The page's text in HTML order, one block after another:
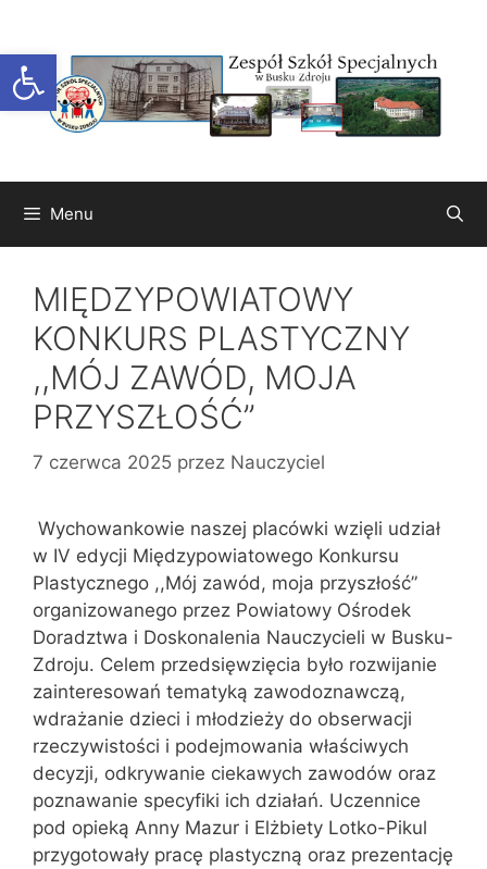
Otwórz pasek narzędzi
treści
Menu
MIĘDZYPOWIATOWY
KONKURS PLASTYCZNY
,,MÓJ ZAWÓD, MOJA
PRZYSZŁOŚĆ”
7 czerwca 2025 przez Nauczyciel
Wychowankowie naszej placówki wzięli udział
w IV edycji Międzypowiatowego Konkursu
Plastycznego ,,Mój zawód, moja przyszłość”
organizowanego przez Powiatowy Ośrodek
Doradztwa i Doskonalenia Nauczycieli w Busku-
Zdroju. Celem przedsięwzięcia było rozwijanie
zainteresowań tematyką zawodoznawczą,
wdrażanie dzieci i młodzieży do obserwacji
rzeczywistości i podejmowania właściwych
decyzji, odkrywanie ciekawych zawodów oraz
poznawanie specyfiki ich działań. Uczennice
pod opieką Anny Mazur i Elżbiety Lotko-Pikul
przygotowały pracę plastyczną oraz prezentację